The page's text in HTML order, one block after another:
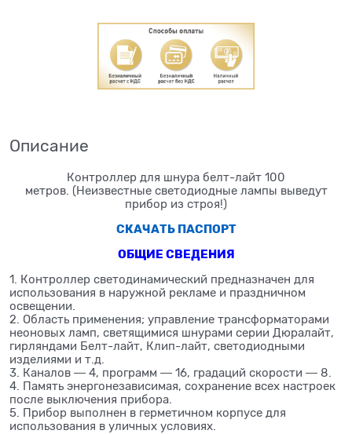
Описание
Контроллер для шнура белт-лайт 100
метров. (Неизвестные светодиодные лампы выведут
прибор из строя!)
СКАЧАТЬ ПАСПОРТ
ОБЩИЕ СВЕДЕНИЯ
1. Контроллер светодинамический предназначен для
использования в наружной рекламе и праздничном
освещении.
2. Область применения; управление трансформаторами
неоновых ламп, светящимися шнурами серии Дюралайт,
гирляндами Белт-лайт, Клип-лайт, светодиодными
изделиями и т.д.
3. Каналов ― 4, программ ― 16, градаций скорости ― 8.
4. Память энергонезависимая, сохранение всех настроек
после выключения прибора.
5. Прибор выполнен в герметичном корпусе для
использования в уличных условиях.